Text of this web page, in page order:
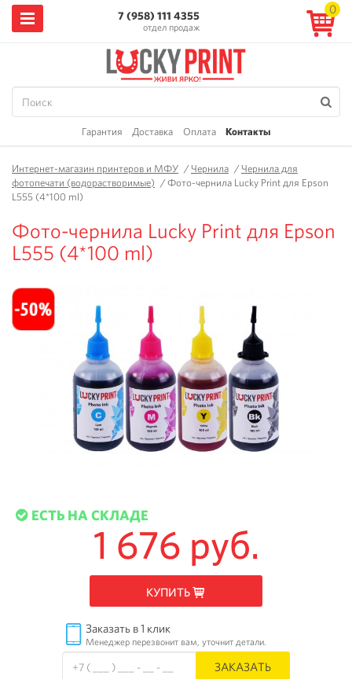
7 (958) 111 4355
отдел продаж
0
Гарантия Доставка Оплата Контакты
Интернет-магазин принтеров и МФУ /Чернила /Чернила для
фотопечати (водорастворимые) /Фото-чернила Lucky Print для Epson
L555 (4*100 ml)
Фото-чернила Lucky Print для Epson
L555 (4*100 ml)
ЕСТЬ НА СКЛАДЕ
1 676 руб.
КУПИТЬ
Заказать в 1 клик
Менеджер перезвонит вам, уточнит детали.
ЗАКАЗАТЬ